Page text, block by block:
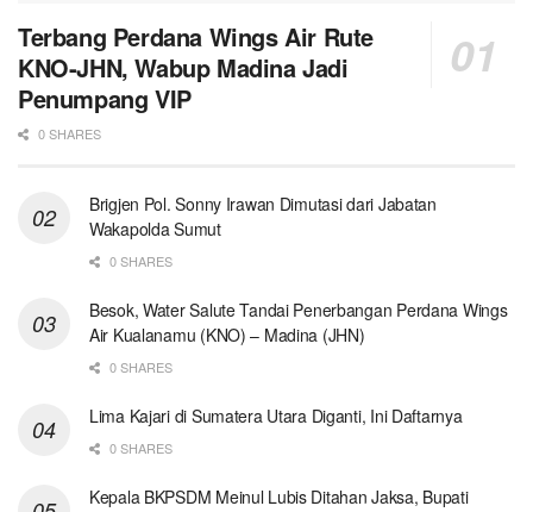
Terbang Perdana Wings Air Rute
KNO-JHN, Wabup Madina Jadi
Penumpang VIP
0 SHARES
Brigjen Pol. Sonny Irawan Dimutasi dari Jabatan
Wakapolda Sumut
0 SHARES
Besok, Water Salute Tandai Penerbangan Perdana Wings
Air Kualanamu (KNO) – Madina (JHN)
0 SHARES
Lima Kajari di Sumatera Utara Diganti, Ini Daftarnya
0 SHARES
Kepala BKPSDM Meinul Lubis Ditahan Jaksa, Bupati